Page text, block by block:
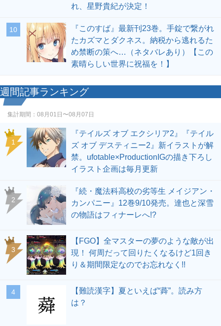
れ、星野貴紀が決定！
10
『このすば』最新刊23巻。手錠で繋がれ
たカズマとダクネス。納税から逃れるた
め禁断の策へ…（ネタバレあり）【この
素晴らしい世界に祝福を！】
週間記事ランキング
集計期間： 08月01日〜08月07日
1
『テイルズ オブ エクシリア2』『テイル
ズ オブ デスティニー2』新イラストが解
禁。ufotable×ProductionIGの描き下ろし
イラスト企画は毎月更新
2
『続・魔法科高校の劣等生 メイジアン・
カンパニー』12巻9/10発売。達也と深雪
の物語はフィナーレへ!?
3
【FGO】全マスターの夢のような敵が出
現！ 何周だって回りたくなるけど1回き
り＆期間限定なのでお忘れなく!!
4
【難読漢字】夏といえば“蕣”。読み方
は？